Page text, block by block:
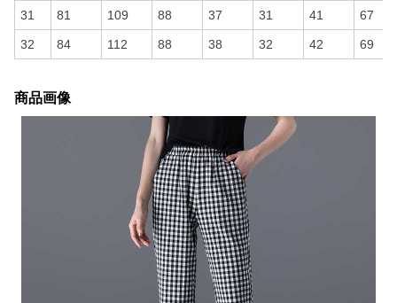
31 81 109 88 37 31 41 67
32 84 112 88 38 32 42 69
商品画像